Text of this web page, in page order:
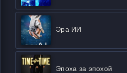
Эра ИИ
Эпоха за эпохой